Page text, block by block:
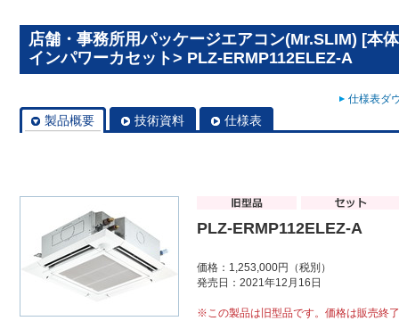
店舗・事務所用パッケージエアコン(Mr.SLIM) [本
インパワーカセット> PLZ-ERMP112ELEZ-A
仕様表ダ
製品概要 技術資料 仕様表
PLZ-ERMP112ELEZ-A
価格：1,253,000円（税別）
発売日：2021年12月16日
※この製品は旧型品です。価格は販売終